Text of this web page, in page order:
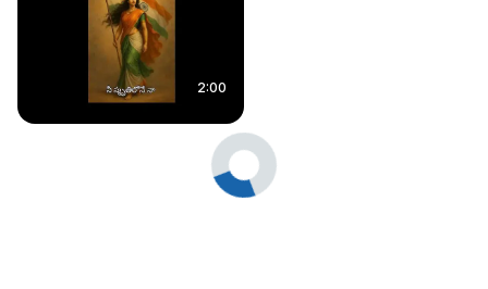
2:00